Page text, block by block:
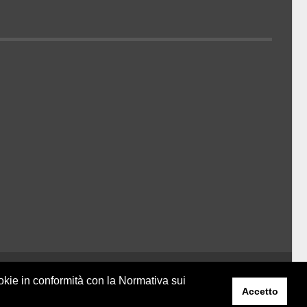
in conformità con la Normativa sui
Accetto